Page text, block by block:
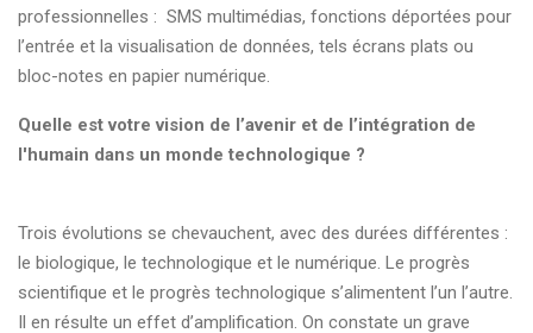
professionnelles : SMS multimédias, fonctions déportées pour
l’entrée et la visualisation de données, tels écrans plats ou
bloc-notes en papier numérique.
Quelle est votre vision de l’avenir et de l’intégration de
l'humain dans un monde technologique ?
Trois évolutions se chevauchent, avec des durées différentes :
le biologique, le technologique et le numérique. Le progrès
scientifique et le progrès technologique s’alimentent l’un l’autre.
Il en résulte un effet d’amplification. On constate un grave